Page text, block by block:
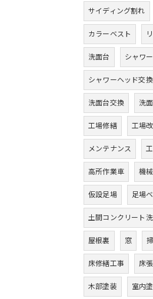
サイディング割れ
カラーベスト
洗面台 シャワ
シャワーヘッド交換
洗面台交換 洗
工場修繕 工場
メンテナンス
高所作業車 機
仮設足場 足場
土間コンクリート
屋根裏 窓
床修繕工事 床
木部塗装 室内